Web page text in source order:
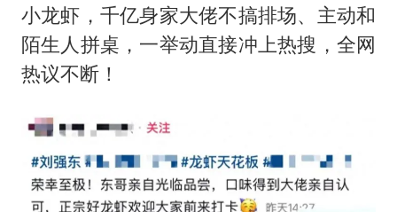
张本智和：零封向鹏不意外
上半年国内居民出游人次34.63亿
万岁山接盘烂尾恒大文旅城
多所幼师院校开设养老专业
小龙虾，千亿身家大佬不搞排场、主动和
陌生人拼桌，一举动直接冲上热搜，全网
热议不断！